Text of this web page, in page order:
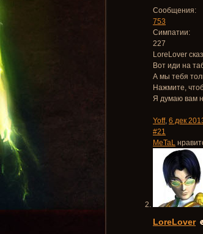
Сообщения:
753
Симпатии:
227
LoreLover
Вот иди на
А мы тебя
Нажмите,
Я думаю вам
Yoff, 6 дек
#21
MeTaL
LoreLover